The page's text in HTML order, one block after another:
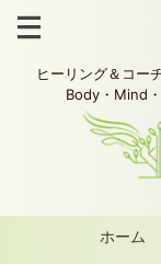
ヒーリング＆コ
Body・Mind
ホーム